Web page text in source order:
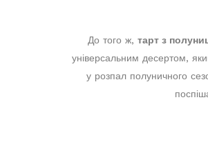
До того ж, тарт з
універсальним десертом,
у розпал полуничного